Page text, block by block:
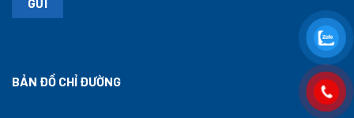
BẢN ĐỒ CHỈ ĐƯỜNG